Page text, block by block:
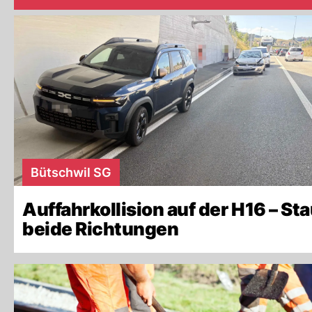
Bütschwil SG
Auffahrkollision auf der H16 –
beide Richtungen